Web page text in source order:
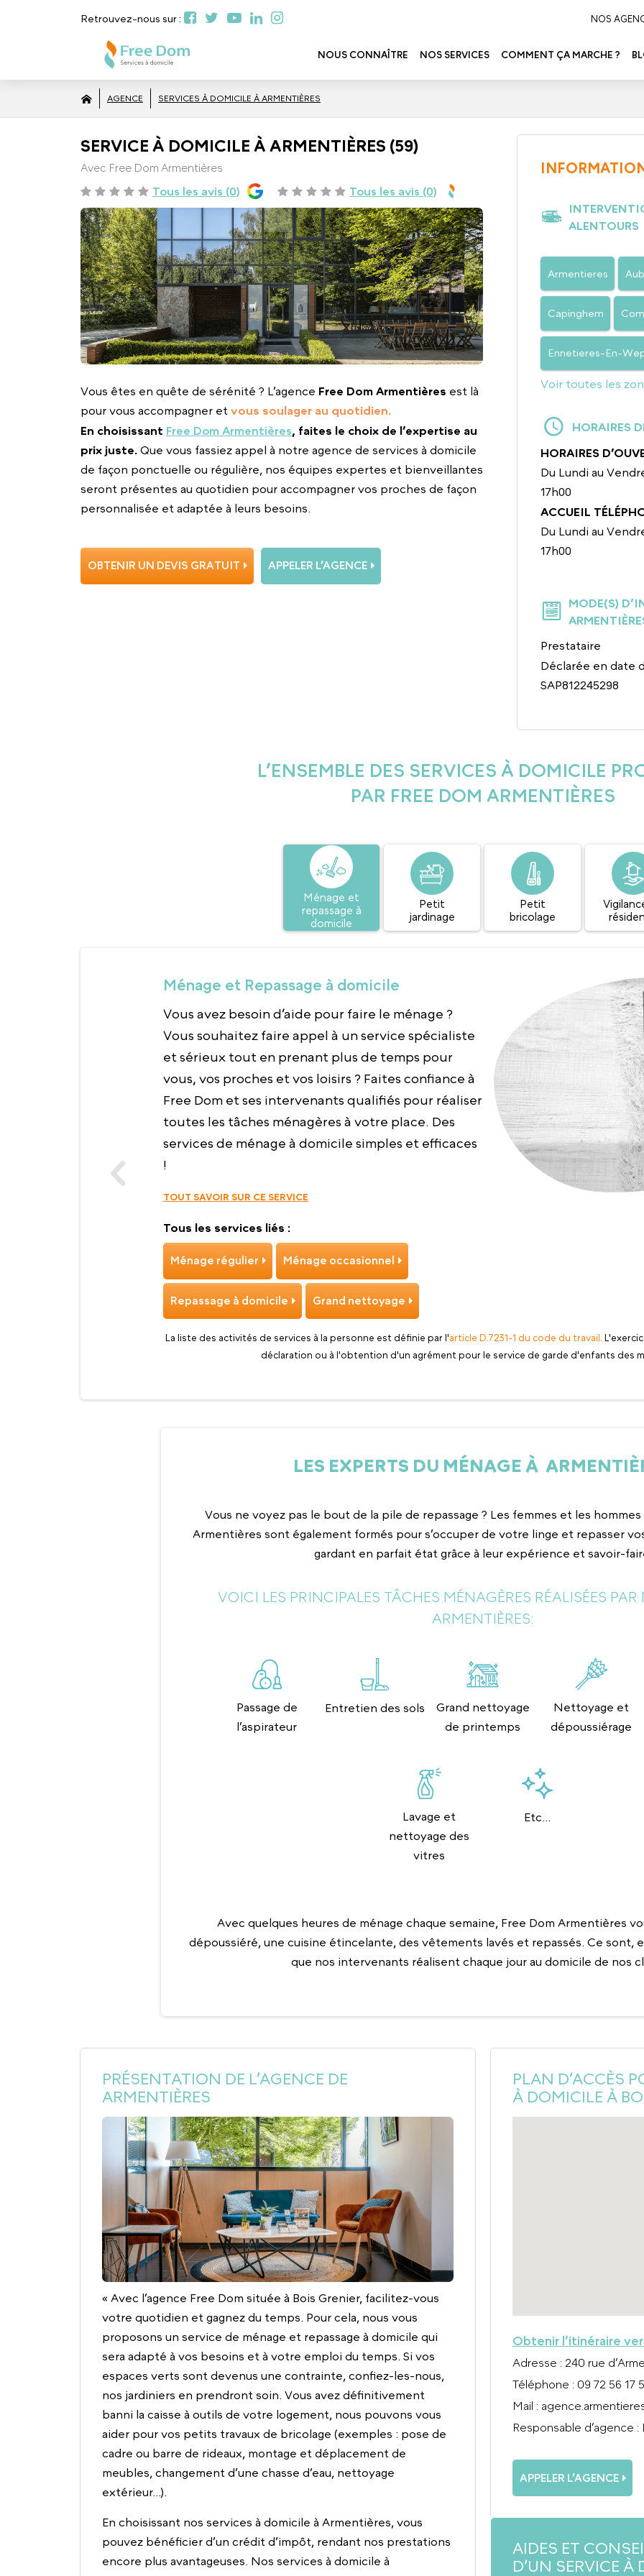
Retrouvez-nous sur : NOS
NOUS CONNAÎTRE NOS SERVICES COMMENT ÇA MARCHE ?
AGENCE SERVICES À DOMICILE À ARMENTIÈRES
SERVICE À DOMICILE À ARMENTIÈRES (59)
Avec Free Dom Armentières
Tous les avis (0) Tous les avis (0)
Vous êtes en quête de sérénité ? L’agence Free Dom Armentières est là
pour vous accompagner et vous soulager au quotidien.
En choisissant Free Dom Armentières, faites le choix de l’expertise au
prix juste. Que vous fassiez appel à notre agence de services à domicile
de façon ponctuelle ou régulière, nos équipes expertes et bienveillantes
seront présentes au quotidien pour accompagner vos proches de façon
personnalisée et adaptée à leurs besoins.
OBTENIR UN DEVIS GRATUIT APPELER L’AGENCE
ALENTOURS
Armentieres
Capinghem
Ennetieres-En-
Voir toutes les
HORAIRES
HORAIRES
Du Lundi au
17h00
ACCUEIL
Du Lundi au
17h00
MODE(S)
Prestataire
Déclarée en date
SAP812245298
L’ENSEMBLE DES SERVICES À DOMICILE
PAR FREE DOM ARMENTIÈRES
Ménage et
repassage à
domicile
Petit
jardinage
Petit
bricolage
Ménage et Repassage à domicile
Vous avez besoin d’aide pour faire le ménage ?
Vous souhaitez faire appel à un service spécialiste
et sérieux tout en prenant plus de temps pour
vous, vos proches et vos loisirs ? Faites confiance à
Free Dom et ses intervenants qualifiés pour réaliser
toutes les tâches ménagères à votre place. Des
services de ménage à domicile simples et efficaces
!
TOUT SAVOIR SUR CE SERVICE
Tous les services liés :
Ménage régulier Ménage occasionnel
Repassage à domicile Grand nettoyage
La liste des activités de services à la personne est définie par l'article D.7231-1 du code du travail.
déclaration ou à l'obtention d'un agrément pour le service de garde d'enfants des
LES EXPERTS DU MÉNAGE À
Vous ne voyez pas le bout de la pile de repassage ? Les femmes et les
Armentières sont également formés pour s’occuper de votre linge et repasser
gardant en parfait état grâce à leur expérience et savoir-
VOICI LES PRINCIPALES TÂCHES MÉNAGÈRES RÉALISÉES PAR
ARMENTIÈRES:
Passage de
l’aspirateur
Entretien des sols
Grand nettoyage
de printemps
Nettoyage et
dépoussiérage
Lavage et
nettoyage des
vitres
Etc...
Avec quelques heures de ménage chaque semaine, Free Dom Armentières
dépoussiéré, une cuisine étincelante, des vêtements lavés et repassés. Ce sont,
que nos intervenants réalisent chaque jour au domicile de nos
PRÉSENTATION DE L’AGENCE DE
ARMENTIÈRES
« Avec l’agence Free Dom située à Bois Grenier, facilitez-vous
votre quotidien et gagnez du temps. Pour cela, nous vous
proposons un service de ménage et repassage à domicile qui
sera adapté à vos besoins et à votre emploi du temps. Si vos
espaces verts sont devenus une contrainte, confiez-les-nous,
nos jardiniers en prendront soin. Vous avez définitivement
banni la caisse à outils de votre logement, nous pouvons vous
aider pour vos petits travaux de bricolage (exemples : pose de
cadre ou barre de rideaux, montage et déplacement de
meubles, changement d’une chasse d’eau, nettoyage
extérieur…).
En choisissant nos services à domicile à Armentières, vous
pouvez bénéficier d’un crédit d’impôt, rendant nos prestations
encore plus avantageuses. Nos services à domicile à
PLAN D’ACCÈS
À DOMICILE À
Obtenir l’itinéraire
Adresse : 240 rue
Téléphone : 09 72 56 17
Mail :
Responsable d’agence :
APPELER L’AGENCE
AIDES ET
D’UN SERVICE À